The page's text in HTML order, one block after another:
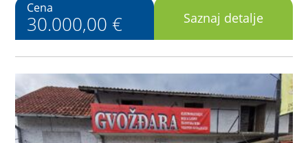
Cena
30.000,00 € Saznaj detalje